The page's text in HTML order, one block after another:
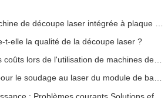
t-elle la qualité de la découpe laser ?
Solution personnalisée pour le soudage au laser du module de batterie